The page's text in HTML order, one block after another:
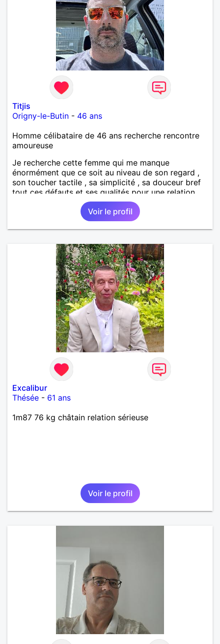
Titjis
Origny-le-Butin - 46 ans
Homme célibataire de 46 ans recherche rencontre
amoureuse
Je recherche cette femme qui me manque
énormément que ce soit au niveau de son regard ,
son toucher tactile , sa simplicité , sa douceur bref
tout ces défauts et ses qualités pour une relation
Voir le profil
Excalibur
Thésée - 61 ans
1m87 76 kg châtain relation sérieuse
Voir le profil